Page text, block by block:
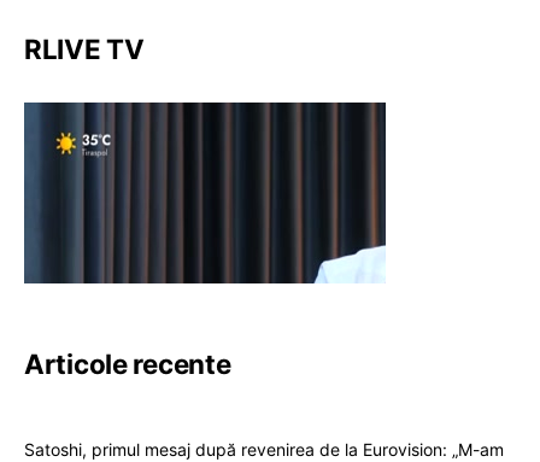
RLIVE TV
Articole recente
Satoshi, primul mesaj după revenirea de la Eurovision: „M-am